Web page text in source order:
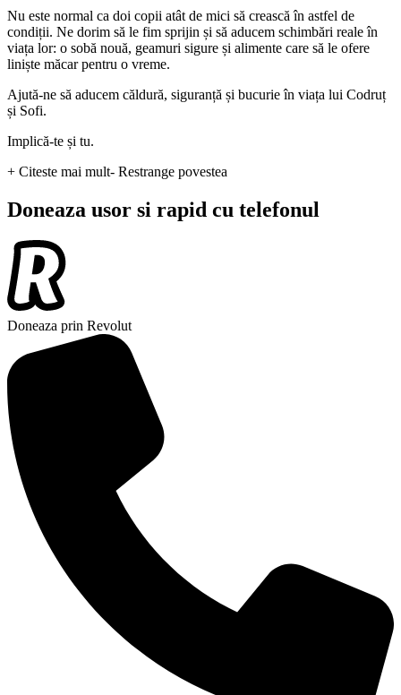
Nu este normal ca doi copii atât de mici să crească în astfel de
condiții. Ne dorim să le fim sprijin și să aducem schimbări reale în
viața lor: o sobă nouă, geamuri sigure și alimente care să le ofere
liniște măcar pentru o vreme.
Ajută-ne să aducem căldură, siguranță și bucurie în viața lui Codruț
și Sofi.
Implică-te și tu.
+ Citeste mai mult- Restrange povestea
Doneaza usor si rapid cu telefonul
Doneaza prin Revolut